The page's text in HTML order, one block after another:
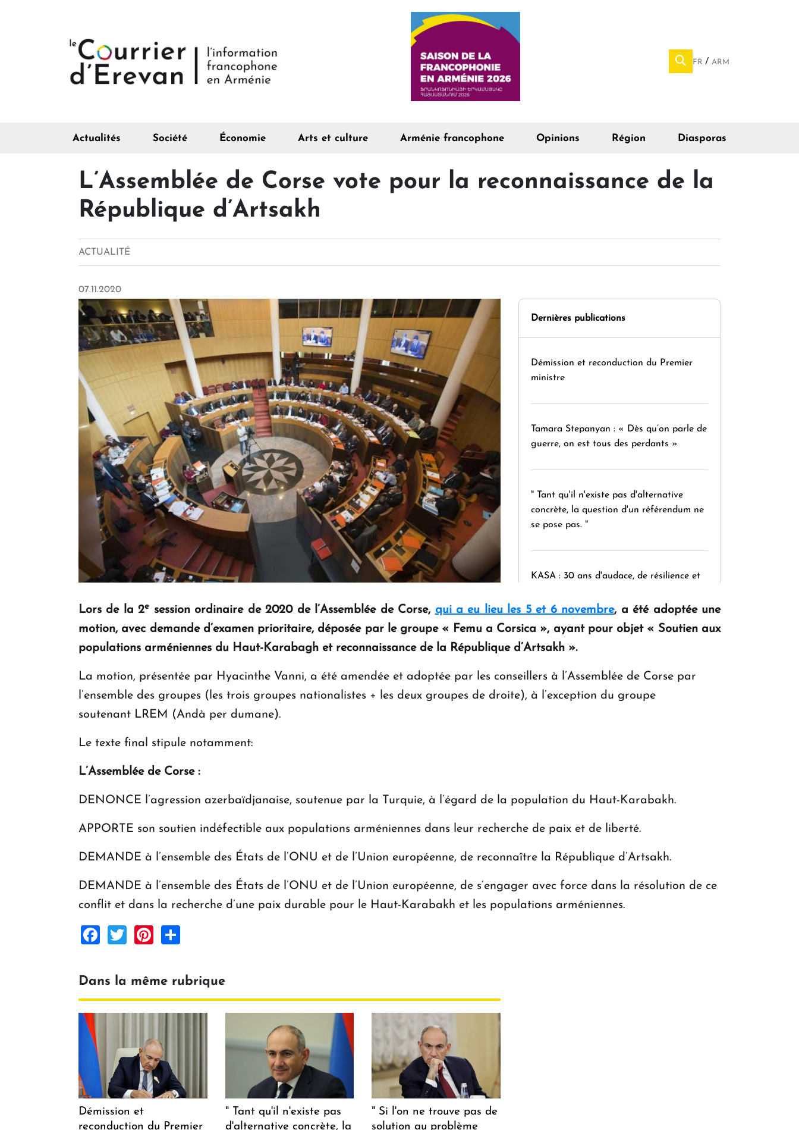
FR ARM
Actualités Société Économie Arts et culture Arménie francophone Opinions Région Diasporas
L’Assemblée de Corse vote pour la reconnaissance de la
République d’Artsakh
ACTUALITÉ
07.11.2020
Dernières publications
Démission et reconduction du Premier
ministre
Tamara Stepanyan : « Dès qu’on parle de
guerre, on est tous des perdants »
" Tant qu'il n'existe pas d'alternative
concrète, la question d'un référendum ne
se pose pas. "
KASA : 30 ans d'audace, de résilience et
Le premier hôtel Hyatt Regency
Lors de la 2e session ordinaire de 2020 de l’Assemblée de Corse, qui a eu lieu les 5 et 6 novembre,a été adoptée une
motion, avec demande d’examen prioritaire, déposée par le groupe « Femu a Corsica », ayant pour objet « Soutien aux
populations arméniennes du Haut-Karabagh et reconnaissance de la République d’Artsakh ».
La motion, présentée par Hyacinthe Vanni, a été amendée et adoptée par les conseillers à l’Assemblée de Corse par
l’ensemble des groupes (les trois groupes nationalistes + les deux groupes de droite), à l’exception du groupe
soutenant LREM (Andà per dumane).
Le texte final stipule notamment:
L’Assemblée de Corse :
DENONCE l’agression azerbaïdjanaise, soutenue par la Turquie, à l’égard de la population du Haut-Karabakh.
APPORTE son soutien indéfectible aux populations arméniennes dans leur recherche de paix et de liberté.
DEMANDE à l’ensemble des États de l’ONU et de l’Union européenne, de reconnaître la République d’Artsakh.
DEMANDE à l’ensemble des États de l’ONU et de l’Union européenne, de s’engager avec force dans la résolution de ce
conflit et dans la recherche d’une paix durable pour le Haut-Karabakh et les populations arméniennes.
Facebook
TwitterPinterest
Dans la même rubrique
Démission et
reconduction du Premier
" Tant qu'il n'existe pas
d'alternative concrète, la
" Si l'on ne trouve pas de
solution au problème